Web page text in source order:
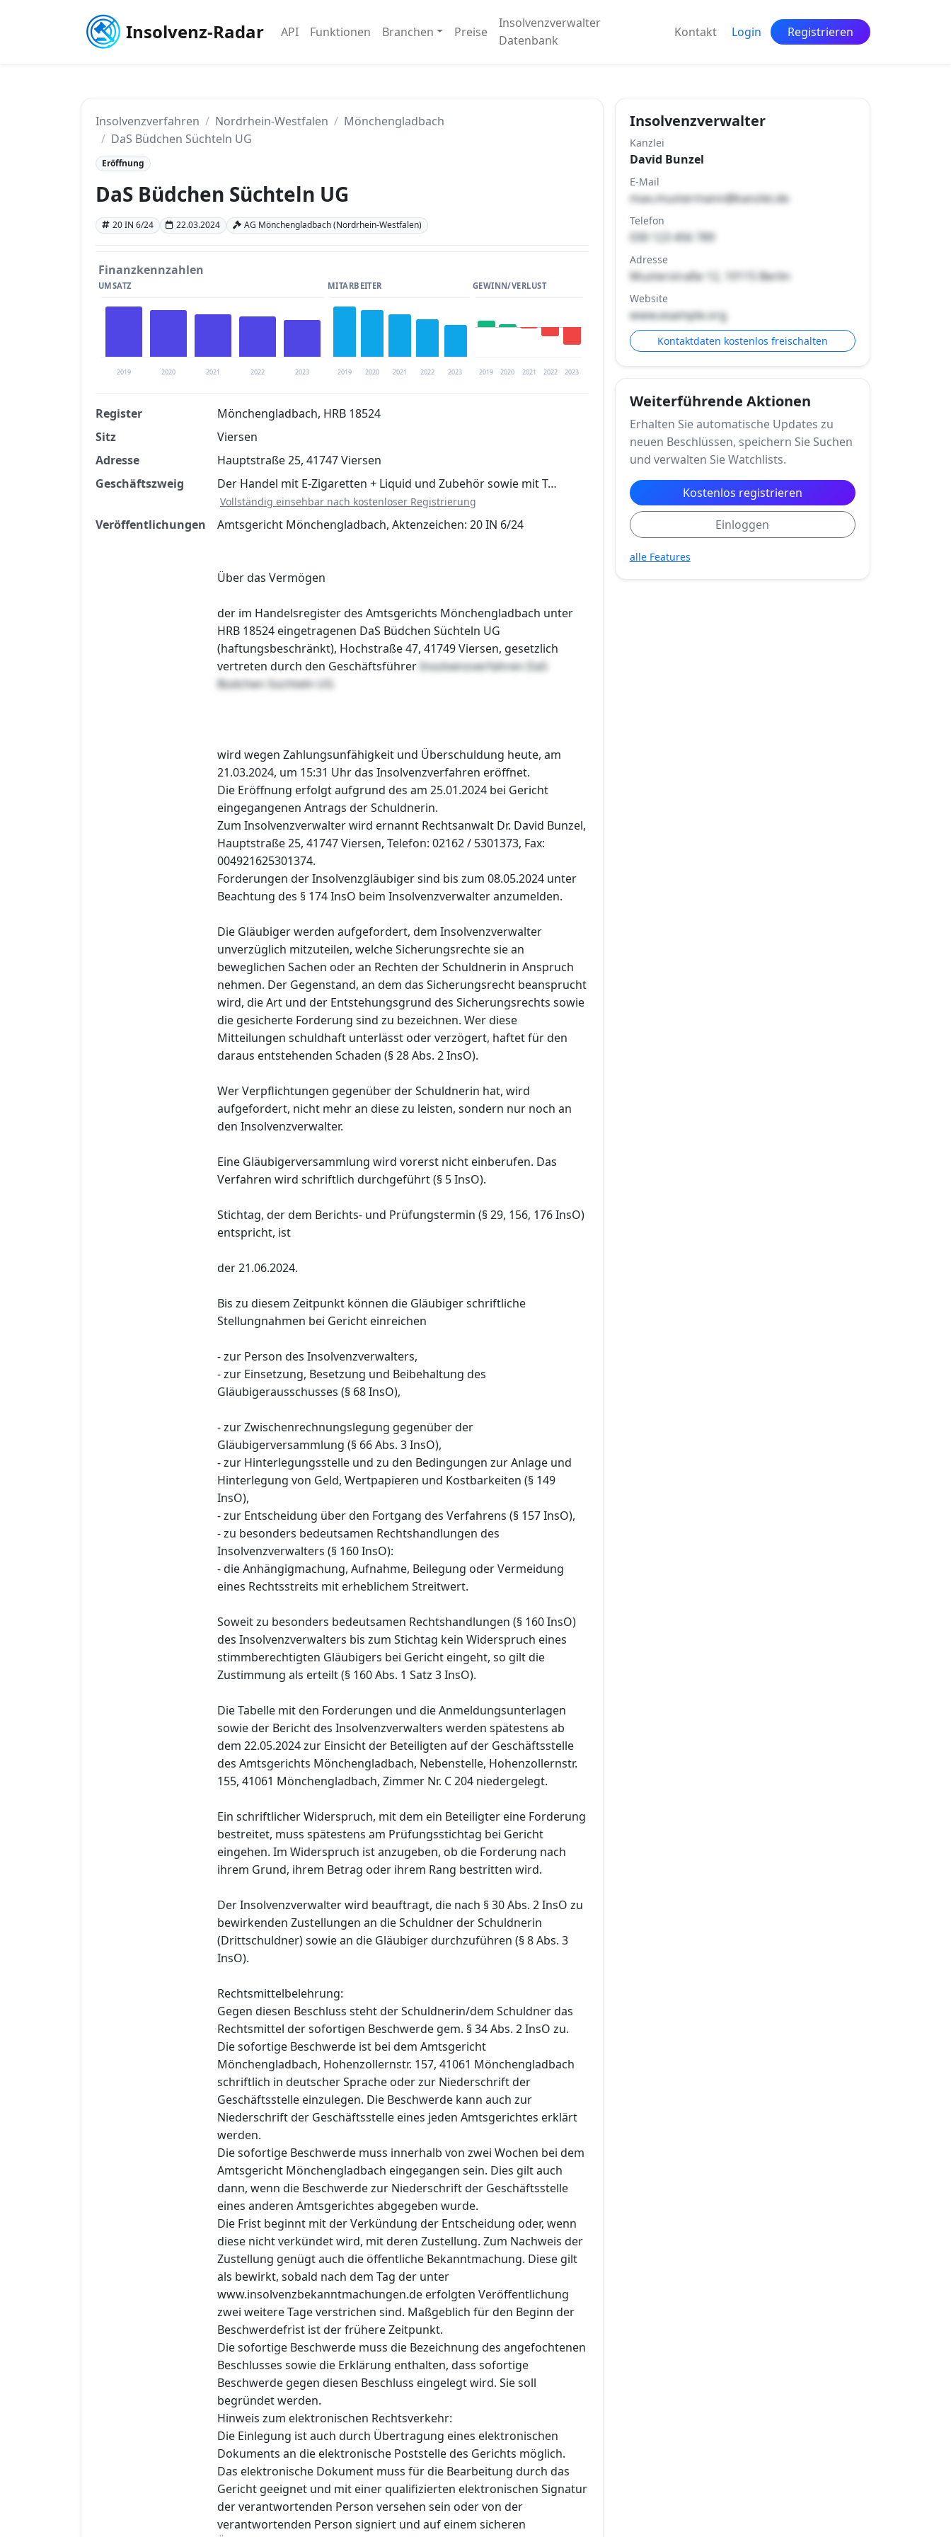
Insolvenz-Radar API Funktionen Branchen Preise
Insolvenzverwalter
Datenbank
Kontakt Login Registrieren
Insolvenzverfahren Nordrhein-Westfalen
Mönchengladbach
DaS Büdchen Süchteln UG
Eröffnung
DaS Büdchen Süchteln UG
20 IN 6/24 22.03.2024 AG Mönchengladbach (Nordrhein-Westfalen)
Finanzkennzahlen
UMSATZ
2019 2020 2021 2022 2023
MITARBEITER
2019 2020 2021 2022 2023
GEWINN/VERLUST
2019 2020 2021 2022 2023
Finanzkennzahlen nach kostenloser Registrierung verfügbar
Jetzt kostenlos registrieren
Register
Mönchengladbach, HRB 18524
Sitz
Viersen
Adresse
Hauptstraße 25, 41747 Viersen
Geschäftszweig
Der Handel mit E-Zigaretten + Liquid und Zubehör sowie mit T…
Vollständig einsehbar nach kostenloser Registrierung
Veröffentlichungen Amtsgericht Mönchengladbach, Aktenzeichen: 20 IN 6/24
Über das Vermögen
der im Handelsregister des Amtsgerichts Mönchengladbach unter
HRB 18524 eingetragenen DaS Büdchen Süchteln UG
(haftungsbeschränkt), Hochstraße 47, 41749 Viersen, gesetzlich
vertreten durch den Geschäftsführer Insolvenzverfahren DaS
Büdchen Süchteln UG
wird wegen Zahlungsunfähigkeit und Überschuldung heute, am
21.03.2024, um 15:31 Uhr das Insolvenzverfahren eröffnet.
Die Eröffnung erfolgt aufgrund des am 25.01.2024 bei Gericht
eingegangenen Antrags der Schuldnerin.
Zum Insolvenzverwalter wird ernannt Rechtsanwalt Dr. David Bunzel,
Hauptstraße 25, 41747 Viersen, Telefon: 02162 / 5301373, Fax:
004921625301374.
Forderungen der Insolvenzgläubiger sind bis zum 08.05.2024 unter
Beachtung des § 174 InsO beim Insolvenzverwalter anzumelden.
Die Gläubiger werden aufgefordert, dem Insolvenzverwalter
unverzüglich mitzuteilen, welche Sicherungsrechte sie an
beweglichen Sachen oder an Rechten der Schuldnerin in Anspruch
nehmen. Der Gegenstand, an dem das Sicherungsrecht beansprucht
wird, die Art und der Entstehungsgrund des Sicherungsrechts sowie
die gesicherte Forderung sind zu bezeichnen. Wer diese
Mitteilungen schuldhaft unterlässt oder verzögert, haftet für den
daraus entstehenden Schaden (§ 28 Abs. 2 InsO).
Wer Verpflichtungen gegenüber der Schuldnerin hat, wird
aufgefordert, nicht mehr an diese zu leisten, sondern nur noch an
den Insolvenzverwalter.
Eine Gläubigerversammlung wird vorerst nicht einberufen. Das
Verfahren wird schriftlich durchgeführt (§ 5 InsO).
Stichtag, der dem Berichts- und Prüfungstermin (§ 29, 156, 176 InsO)
entspricht, ist
der 21.06.2024.
Bis zu diesem Zeitpunkt können die Gläubiger schriftliche
Stellungnahmen bei Gericht einreichen
- zur Person des Insolvenzverwalters,
- zur Einsetzung, Besetzung und Beibehaltung des
Gläubigerausschusses (§ 68 InsO),
- zur Zwischenrechnungslegung gegenüber der
Gläubigerversammlung (§ 66 Abs. 3 InsO),
- zur Hinterlegungsstelle und zu den Bedingungen zur Anlage und
Hinterlegung von Geld, Wertpapieren und Kostbarkeiten (§ 149
InsO),
- zur Entscheidung über den Fortgang des Verfahrens (§ 157 InsO),
- zu besonders bedeutsamen Rechtshandlungen des
Insolvenzverwalters (§ 160 InsO):
- die Anhängigmachung, Aufnahme, Beilegung oder Vermeidung
eines Rechtsstreits mit erheblichem Streitwert.
Soweit zu besonders bedeutsamen Rechtshandlungen (§ 160 InsO)
des Insolvenzverwalters bis zum Stichtag kein Widerspruch eines
stimmberechtigten Gläubigers bei Gericht eingeht, so gilt die
Zustimmung als erteilt (§ 160 Abs. 1 Satz 3 InsO).
Die Tabelle mit den Forderungen und die Anmeldungsunterlagen
sowie der Bericht des Insolvenzverwalters werden spätestens ab
dem 22.05.2024 zur Einsicht der Beteiligten auf der Geschäftsstelle
des Amtsgerichts Mönchengladbach, Nebenstelle, Hohenzollernstr.
155, 41061 Mönchengladbach, Zimmer Nr. C 204 niedergelegt.
Ein schriftlicher Widerspruch, mit dem ein Beteiligter eine Forderung
bestreitet, muss spätestens am Prüfungsstichtag bei Gericht
eingehen. Im Widerspruch ist anzugeben, ob die Forderung nach
ihrem Grund, ihrem Betrag oder ihrem Rang bestritten wird.
Der Insolvenzverwalter wird beauftragt, die nach § 30 Abs. 2 InsO zu
bewirkenden Zustellungen an die Schuldner der Schuldnerin
(Drittschuldner) sowie an die Gläubiger durchzuführen (§ 8 Abs. 3
InsO).
Rechtsmittelbelehrung:
Gegen diesen Beschluss steht der Schuldnerin/dem Schuldner das
Rechtsmittel der sofortigen Beschwerde gem. § 34 Abs. 2 InsO zu.
Die sofortige Beschwerde ist bei dem Amtsgericht
Mönchengladbach, Hohenzollernstr. 157, 41061 Mönchengladbach
schriftlich in deutscher Sprache oder zur Niederschrift der
Geschäftsstelle einzulegen. Die Beschwerde kann auch zur
Niederschrift der Geschäftsstelle eines jeden Amtsgerichtes erklärt
werden.
Die sofortige Beschwerde muss innerhalb von zwei Wochen bei dem
Amtsgericht Mönchengladbach eingegangen sein. Dies gilt auch
dann, wenn die Beschwerde zur Niederschrift der Geschäftsstelle
eines anderen Amtsgerichtes abgegeben wurde.
Die Frist beginnt mit der Verkündung der Entscheidung oder, wenn
diese nicht verkündet wird, mit deren Zustellung. Zum Nachweis der
Zustellung genügt auch die öffentliche Bekanntmachung. Diese gilt
als bewirkt, sobald nach dem Tag der unter
www.insolvenzbekanntmachungen.de erfolgten Veröffentlichung
zwei weitere Tage verstrichen sind. Maßgeblich für den Beginn der
Beschwerdefrist ist der frühere Zeitpunkt.
Die sofortige Beschwerde muss die Bezeichnung des angefochtenen
Beschlusses sowie die Erklärung enthalten, dass sofortige
Beschwerde gegen diesen Beschluss eingelegt wird. Sie soll
begründet werden.
Hinweis zum elektronischen Rechtsverkehr:
Die Einlegung ist auch durch Übertragung eines elektronischen
Dokuments an die elektronische Poststelle des Gerichts möglich.
Das elektronische Dokument muss für die Bearbeitung durch das
Gericht geeignet und mit einer qualifizierten elektronischen Signatur
der verantwortenden Person versehen sein oder von der
verantwortenden Person signiert und auf einem sicheren
Insolvenzverwalter
Kanzlei
David Bunzel
E-Mail
max.mustermann@kanzlei.de
Telefon
030 123 456 789
Adresse
Musterstraße 12, 10115 Berlin
Website
www.example.org
Kontaktdaten kostenlos freischalten
Weiterführende Aktionen
Erhalten Sie automatische Updates zu
neuen Beschlüssen, speichern Sie Suchen
und verwalten Sie Watchlists.
Kostenlos registrieren
Einloggen
alle Features